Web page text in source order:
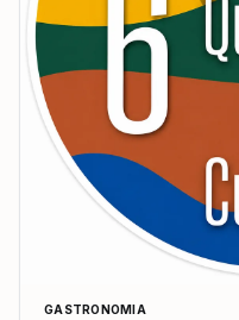
GASTRONOMIA